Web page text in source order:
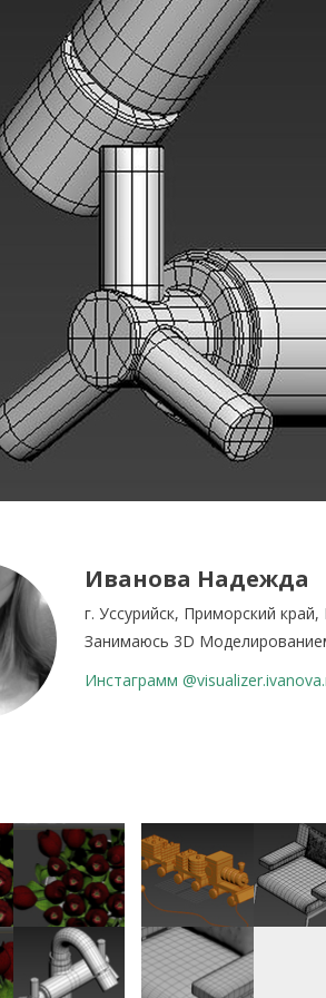
Иванова Надежда
г. Уссурийск, Приморский край,
Занимаюсь 3D
Инстаграмм